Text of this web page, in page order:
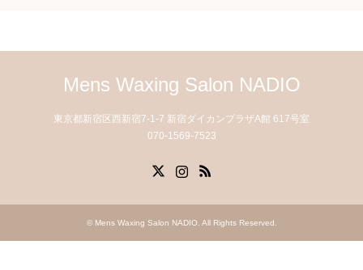
Mens Waxing Salon NADIO
東京都新宿区西新宿7-1-7 新宿ダイカンプラザA館 617号室
070-1569-7523
© Mens Waxing Salon NADIO. All Rights Reserved.